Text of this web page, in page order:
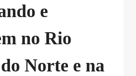
e
no Rio
Norte e na